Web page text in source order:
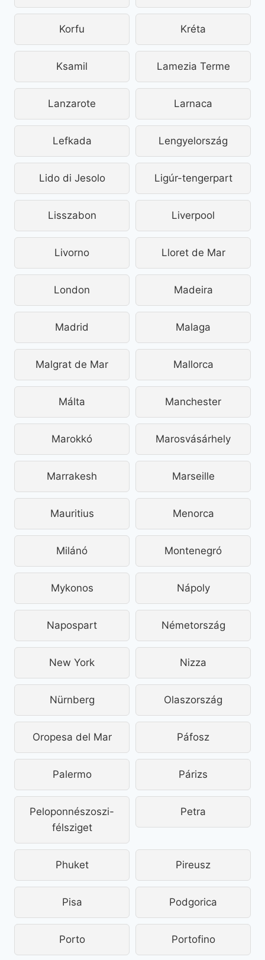
Korfu Kréta
Ksamil Lamezia Terme
Lanzarote Larnaca
Lefkada Lengyelország
Lido di Jesolo Ligúr-tengerpart
Lisszabon Liverpool
Livorno Lloret de Mar
London Madeira
Madrid Malaga
Malgrat de Mar Mallorca
Málta Manchester
Marokkó Marosvásárhely
Marrakesh Marseille
Mauritius Menorca
Milánó Montenegró
Mykonos Nápoly
Napospart Németország
New York Nizza
Nürnberg Olaszország
Oropesa del Mar Páfosz
Palermo Párizs
Peloponnészoszi-
félsziget
Petra
Phuket Pireusz
Pisa Podgorica
Porto Portofino